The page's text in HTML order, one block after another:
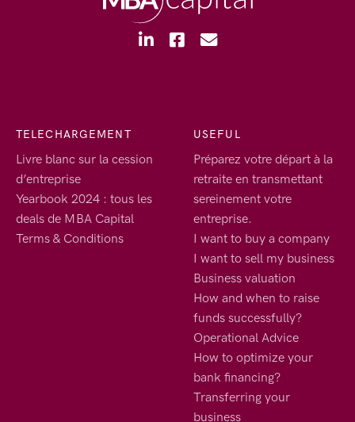
TELECHARGEMENT
Livre blanc sur la cession
d’entreprise
Yearbook 2024 : tous les
deals de MBA Capital
Terms & Conditions
USEFUL
Préparez votre départ à la
retraite en transmettant
sereinement votre
entreprise.
I want to buy a company
I want to sell my business
Business valuation
How and when to raise
funds successfully?
Operational Advice
How to optimize your
bank financing?
Transferring your
business